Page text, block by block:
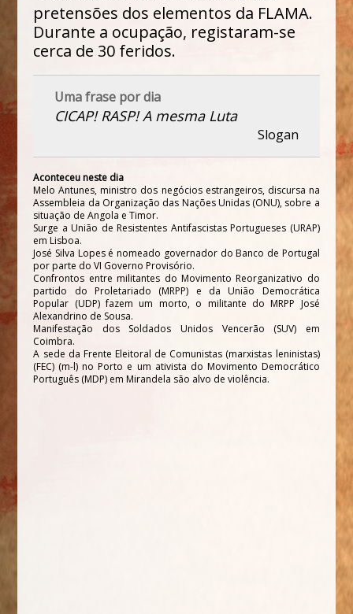
pretensões dos elementos da FLAMA.
Durante a ocupação, registaram-se
cerca de 30 feridos.
Uma frase por dia
CICAP! RASP! A mesma Luta
Slogan
Aconteceu neste dia
Melo Antunes, ministro dos negócios estrangeiros, discursa na
Assembleia da Organização das Nações Unidas (ONU), sobre a
situação de Angola e Timor.
Surge a União de Resistentes Antifascistas Portugueses (URAP)
em Lisboa.
José Silva Lopes é nomeado governador do Banco de Portugal
por parte do VI Governo Provisório.
Confrontos entre militantes do Movimento Reorganizativo do
partido do Proletariado (MRPP) e da União Democrática
Popular (UDP) fazem um morto, o militante do MRPP José
Alexandrino de Sousa.
Manifestação dos Soldados Unidos Vencerão (SUV) em
Coimbra.
A sede da Frente Eleitoral de Comunistas (marxistas leninistas)
(FEC) (m-l) no Porto e um ativista do Movimento Democrático
Português (MDP) em Mirandela são alvo de violência.